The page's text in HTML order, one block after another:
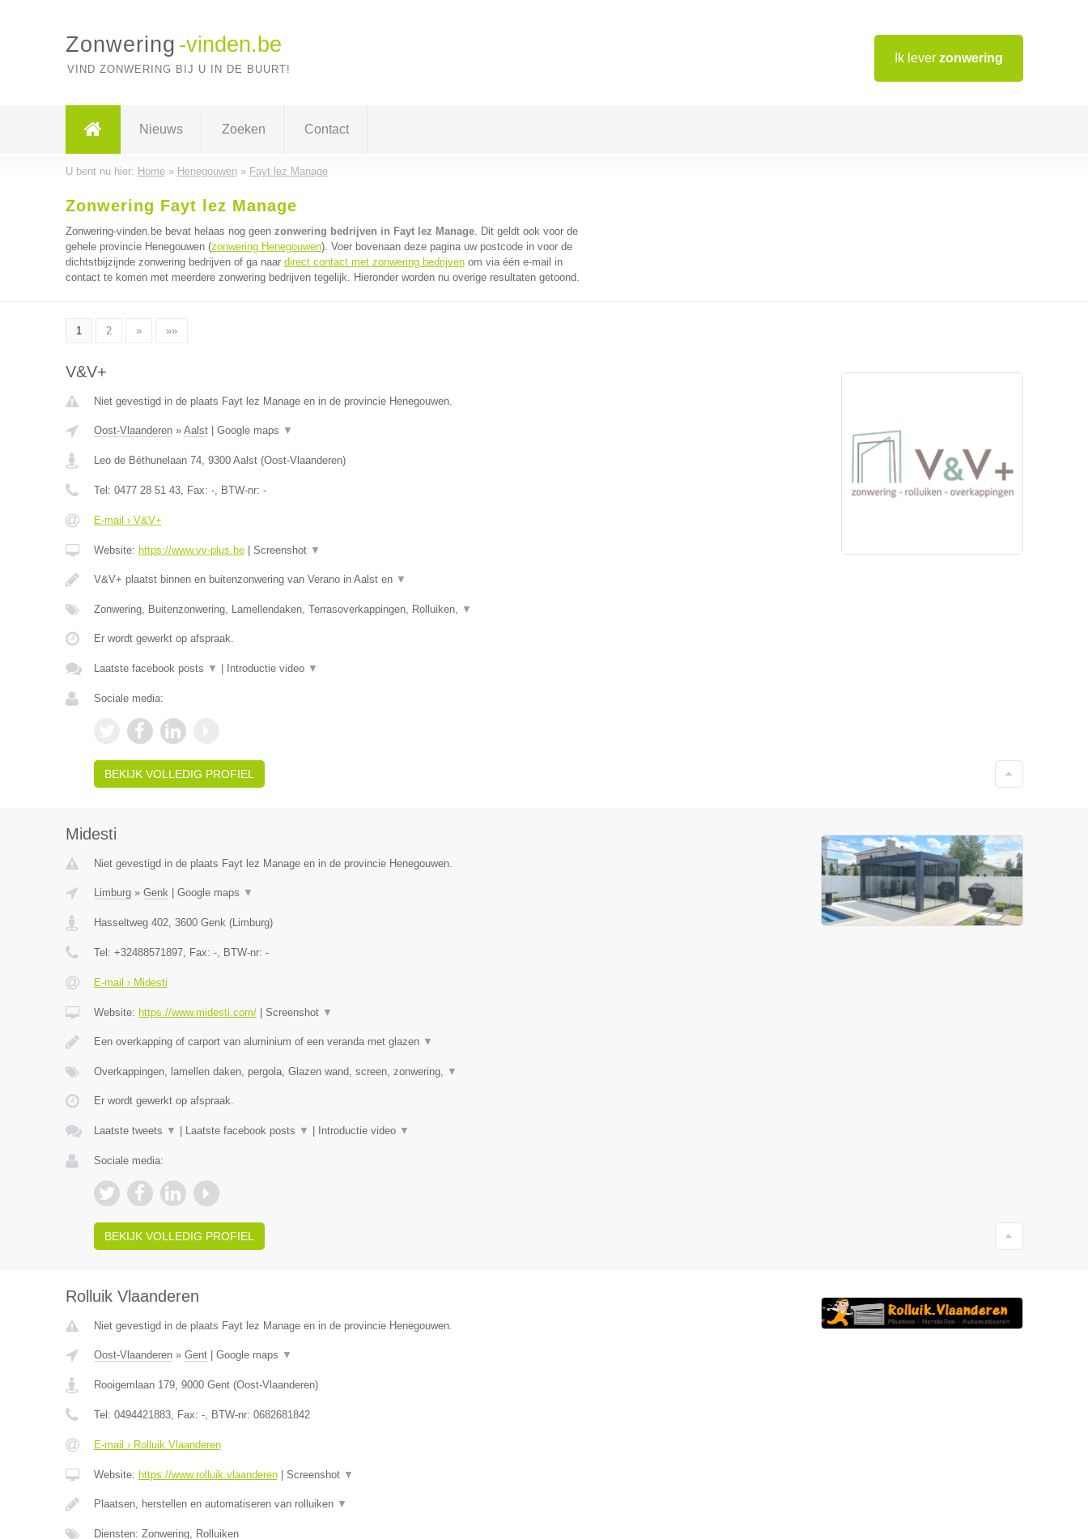
Ik lever zonwering
Zonwering -vinden.be
VIND ZONWERING BIJ U IN DE BUURT!
Nieuws Zoeken Contact
U bent nu hier: Home» Henegouwen» Fayt lez Manage
Zonwering Fayt lez Manage
Zonwering-vinden.be bevat helaas nog geen zonwering bedrijven in Fayt lez Manage. Dit geldt ook voor de
gehele provincie Henegouwen (zonwering Henegouwen). Voer bovenaan deze pagina uw postcode in voor de
dichtstbijzijnde zonwering bedrijven of ga naar direct contact met zonwering bedrijvenom via één e-mail in
contact te komen met meerdere zonwering bedrijven tegelijk. Hieronder worden nu overige resultaten getoond.
1 2 » »»
V&V+
Niet gevestigd in de plaats Fayt lez Manage en in de provincie Henegouwen.
Oost-Vlaanderen» Aalst| Google maps ▼
Leo de Béthunelaan 74, 9300 Aalst(Oost-Vlaanderen)
Tel: 0477 28 51 43, Fax: -, BTW-nr: -
E-mail › V&V+
Website: https://www.vv-plus.be| Screenshot ▼
V&V+ plaatst binnen en buitenzonwering van Verano in Aalst en ▼
Zonwering, Buitenzonwering, Lamellendaken, Terrasoverkappingen, Rolluiken, ▼
Er wordt gewerkt op afspraak.
Laatste facebook posts ▼ Introductie video ▼
Sociale media:
BEKIJK VOLLEDIG PROFIEL
Midesti
Niet gevestigd in de plaats Fayt lez Manage en in de provincie Henegouwen.
Limburg» Genk| Google maps ▼
Hasseltweg 402, 3600 Genk(Limburg)
Tel: +32488571897, Fax: -, BTW-nr: -
E-mail › Midesti
Website: https://www.midesti.com/| Screenshot ▼
Een overkapping of carport van aluminium of een veranda met glazen ▼
Overkappingen, lamellen daken, pergola, Glazen wand, screen, zonwering, ▼
Er wordt gewerkt op afspraak.
Laatste tweets ▼ Laatste facebook posts ▼ Introductie video ▼
Sociale media:
BEKIJK VOLLEDIG PROFIEL
Rolluik Vlaanderen
Niet gevestigd in de plaats Fayt lez Manage en in de provincie Henegouwen.
Oost-Vlaanderen» Gent| Google maps ▼
Rooigemlaan 179, 9000 Gent(Oost-Vlaanderen)
Tel: 0494421883, Fax: -, BTW-nr: 0682681842
E-mail › Rolluik Vlaanderen
Website: https://www.rolluik.vlaanderen| Screenshot ▼
Plaatsen, herstellen en automatiseren van rolluiken ▼
Diensten: Zonwering, Rolluiken